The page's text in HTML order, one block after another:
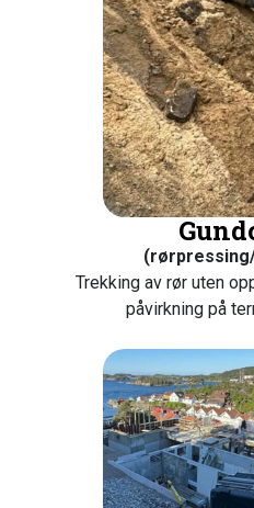
Trekking av rør uten
påvirkning på